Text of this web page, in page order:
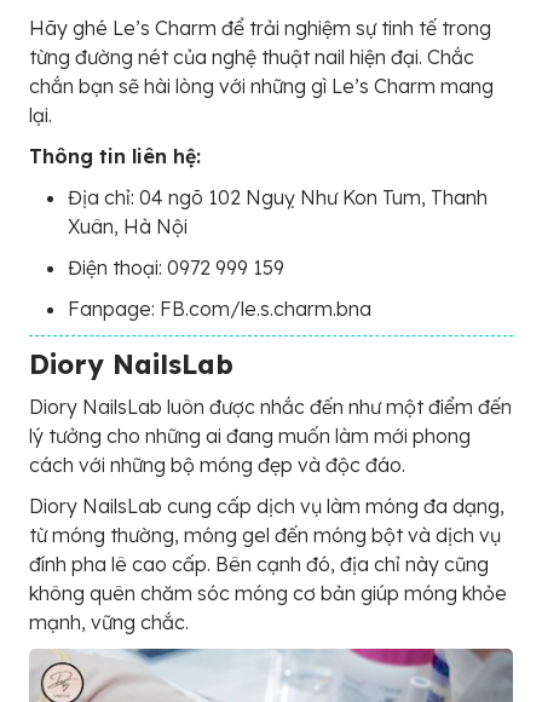
Hãy ghé Le’s Charm để trải nghiệm sự tinh tế trong
từng đường nét của nghệ thuật nail hiện đại. Chắc
chắn bạn sẽ hài lòng với những gì Le’s Charm mang
lại.
Thông tin liên hệ:
Địa chỉ: 04 ngõ 102 Nguỵ Như Kon Tum, Thanh
Xuân, Hà Nội
Điện thoại: 0972 999 159
Fanpage: FB.com/le.s.charm.bna
Diory NailsLab
Diory NailsLab luôn được nhắc đến như một điểm đến
lý tưởng cho những ai đang muốn làm mới phong
cách với những bộ móng đẹp và độc đáo.
Diory NailsLab cung cấp dịch vụ làm móng đa dạng,
từ móng thường, móng gel đến móng bột và dịch vụ
đính pha lê cao cấp. Bên cạnh đó, địa chỉ này cũng
không quên chăm sóc móng cơ bản giúp móng khỏe
mạnh, vững chắc.